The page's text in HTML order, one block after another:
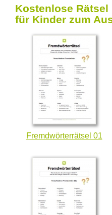
Kostenlose
für Kinder zum
Fremdwörterrätsel 01